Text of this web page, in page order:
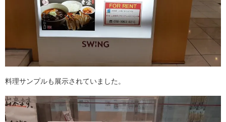
料理サンプルも展示されていました。